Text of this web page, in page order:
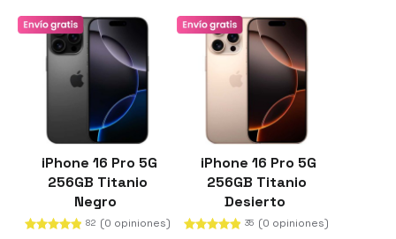
iPhone 16 Pro 5G
256GB Titanio
Negro
82 (0 opiniones)
iPhone 16 Pro 5G
256GB Titanio
Desierto
35 (0 opiniones)